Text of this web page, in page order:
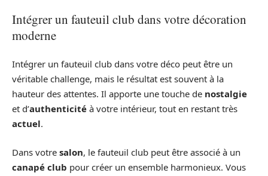
Intégrer un fauteuil club dans votre décoration
moderne
Intégrer un fauteuil club dans votre déco peut être un
véritable challenge, mais le résultat est souvent à la
hauteur des attentes. Il apporte une touche de nostalgie
et d’authenticité à votre intérieur, tout en restant très
actuel.
Dans votre salon, le fauteuil club peut être associé à un
canapé club pour créer un ensemble harmonieux. Vous